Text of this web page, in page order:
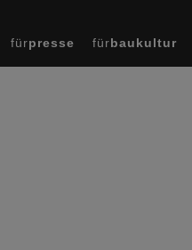
fürpresse fürbaukultur